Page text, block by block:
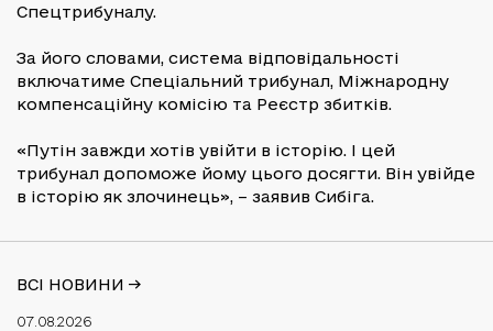
Спецтрибуналу.
За його словами, система відповідальності
включатиме Спеціальний трибунал, Міжнародну
компенсаційну комісію та Реєстр збитків.
«Путін завжди хотів увійти в історію. І цей
трибунал допоможе йому цього досягти. Він увійде
в історію як злочинець», – заявив Сибіга.
ВСІ НОВИНИ ->
07.08.2026